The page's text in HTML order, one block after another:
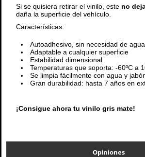
Si se quisiera retirar el vinilo, este no
daña la superficie del vehículo.
Características:
Autoadhesivo, sin necesidad de agua.
Adaptable a cualquier superficie
Estabilidad dimensional
Temperaturas que soporta: -60ºC a
Se limpia fácilmente con agua y
Gran durabilidad: hasta 7 años en
¡Consigue ahora tu vinilo gris mate!
Opiniones